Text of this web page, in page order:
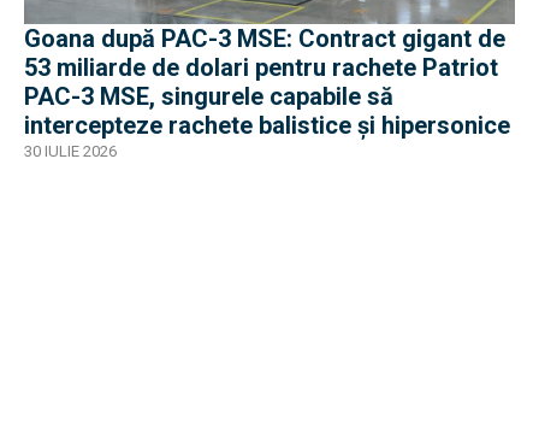
Goana după PAC-3 MSE: Contract gigant de
53 miliarde de dolari pentru rachete Patriot
PAC-3 MSE, singurele capabile să
intercepteze rachete balistice și hipersonice
30 IULIE 2026